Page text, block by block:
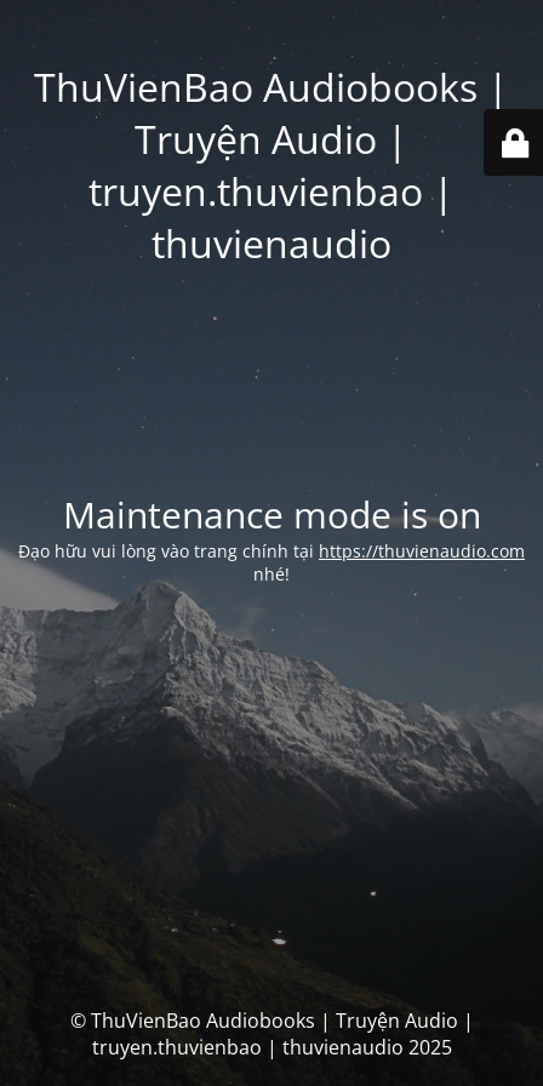
ThuVienBao Audiobooks |
Truyện Audio |
truyen.thuvienbao |
thuvienaudio
Maintenance mode is on
Đạo hữu vui lòng vào trang chính tại https://thuvienaudio.com
nhé!
© ThuVienBao Audiobooks | Truyện Audio |
truyen.thuvienbao | thuvienaudio 2025